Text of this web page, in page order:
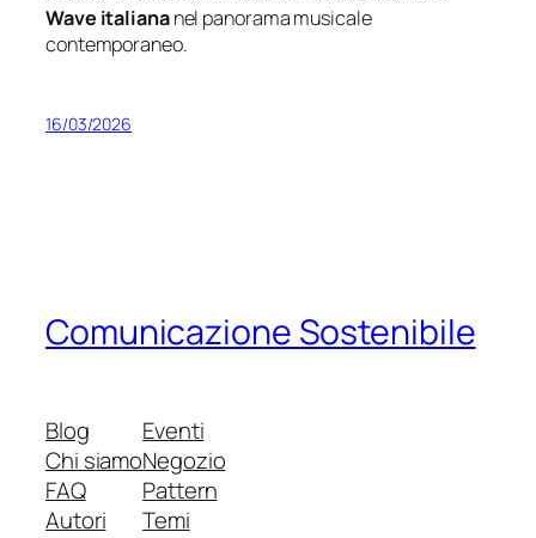
Wave italiananel panoramamusicale
contemporaneo.
16/03/2026
Comunicazione Sostenibile
Blog
Chi siamo
FAQ
Autori
Eventi
Negozio
Pattern
Temi